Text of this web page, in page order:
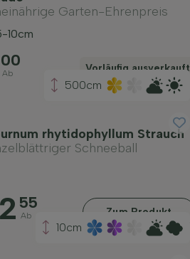
Garten-Ehrenpreis
10cm
00
Ab Vorläufig ausverkauft
500cm
rhytidophyllum Strauch
Schneeball
55
Ab Zum Produkt
10cm